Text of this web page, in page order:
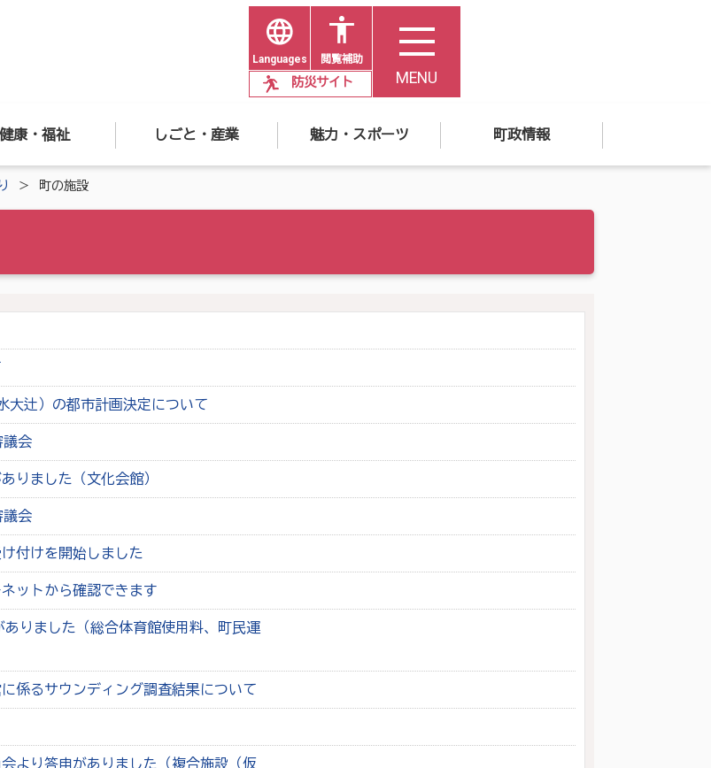
Languages 閲覧補助
防災サイト MENU
健康・福祉 しごと・産業 魅力・スポーツ 町政情報
町の施設
大辻）の都市計画決定について
議会
りました（文化会館）
議会
付けを開始しました
ットから確認できます
りました（総合体育館使用料、町民運
係るサウンディング調査結果について
より答申がありました（複合施設（仮